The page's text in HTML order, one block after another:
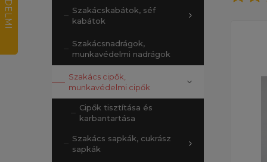
Szakácskabátok, séf
kabátok
Szakácsnadrágok,
munkavédelmi nadrágok
Szakács cipők,
munkavédelmi cipők
Cipők tisztítása és
karbantartása
Szakács sapkák, cukrász
sapkák